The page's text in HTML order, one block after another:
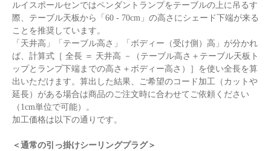
ルイスポールセンではペンダントランプをテーブルの上に吊るす
際、テーブル天板から「60 - 70cm」の高さにシェード下端が来る
ことを推奨しています。
「天井高」「テーブル高さ」「ボディー（受け側）高」が分かれ
ば、計算式［ 全長 ＝ 天井高 －（テーブル高さ＋テーブル天板ト
ップとランプ下端までの高さ＋ボディー高さ）］を使い全長を算
出いただけます。算出した結果、ご希望のコード加工（カットや
延長）がある場合は商品のご注文時に合わせてご依頼ください
（1cm単位で可能）。
加工価格は以下の通りです。
＜通常の引っ掛けシーリングプラグ＞